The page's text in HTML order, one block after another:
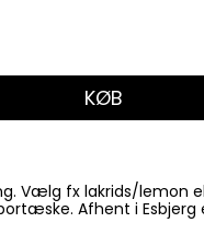
KØB
Vælg fx lakrids/lemon
Afhent i Esbjerg